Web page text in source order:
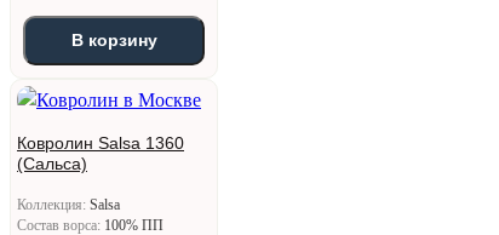
В корзину
Ковролин Salsa 1360
(Сальса)
Коллекция: Salsa
Состав ворса: 100% ПП